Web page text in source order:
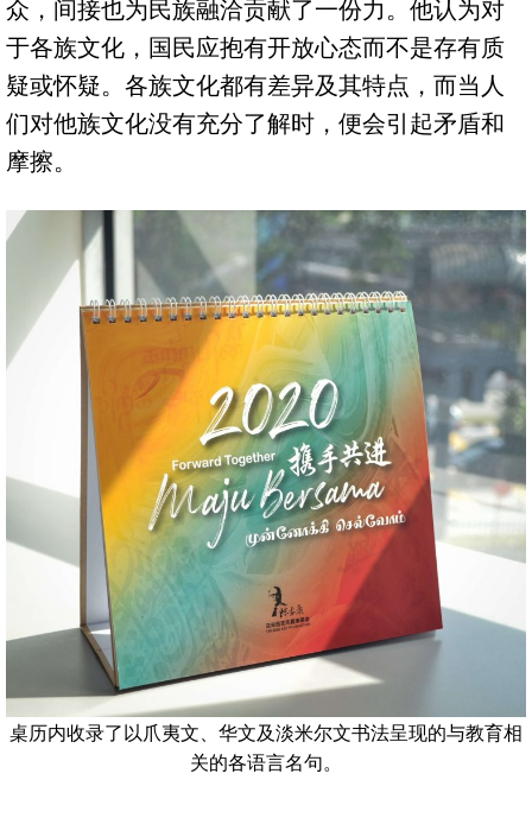
众，间接也为民族融洽贡献了一份力。他认为对
于各族文化，国民应抱有开放心态而不是存有质
疑或怀疑。各族文化都有差异及其特点，而当人
们对他族文化没有充分了解时，便会引起矛盾和
摩擦。
桌历内收录了以爪夷文、华文及淡米尔文书法呈现的与教育相
关的各语言名句。